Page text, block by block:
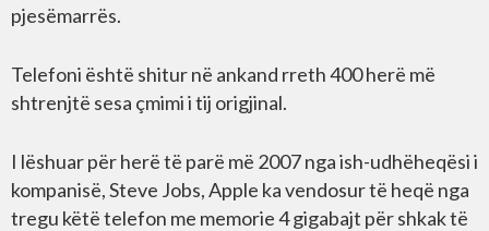
pjesëmarrës.
Telefoni është shitur në ankand rreth 400 herë më
shtrenjtë sesa çmimi i tij origjinal.
I lëshuar për herë të parë më 2007 nga ish-udhëheqësi i
kompanisë, Steve Jobs, Apple ka vendosur të heqë nga
tregu këtë telefon me memorie 4 gigabajt për shkak të